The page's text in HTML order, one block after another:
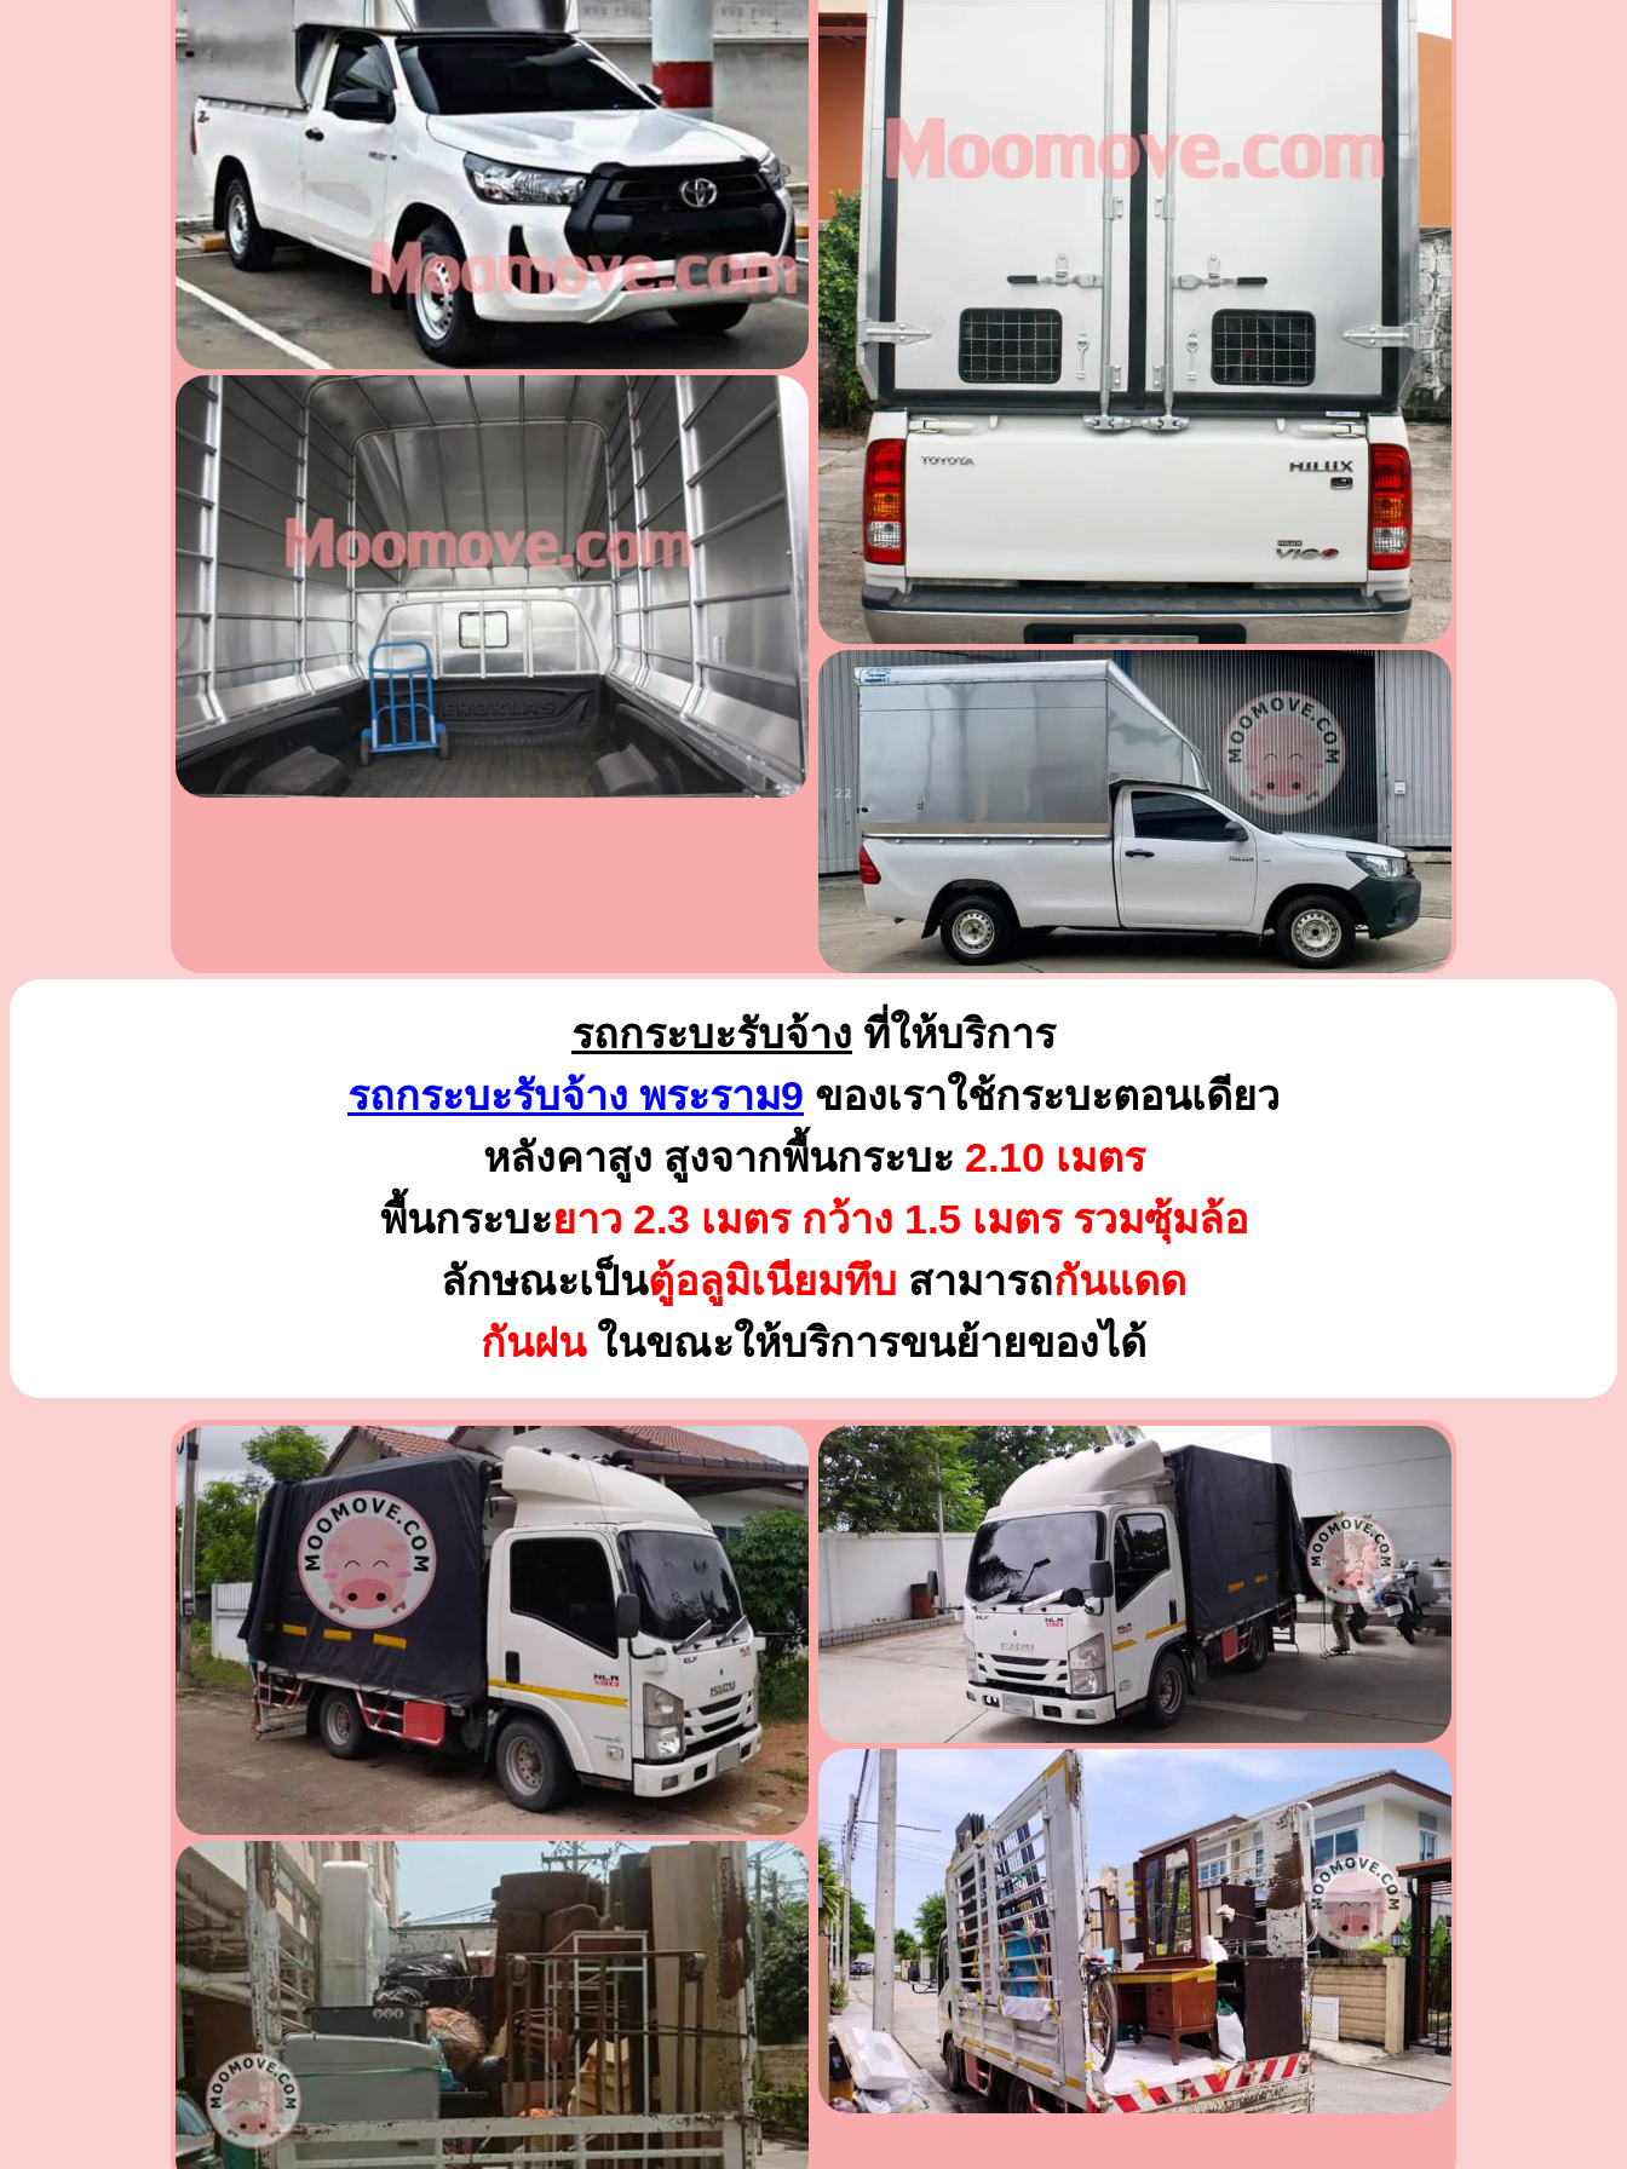
รถกระบะรับจ้าง ที่ให้บริการ
รถกระบะรับจ้าง พระราม9 ของเราใช้กระบะตอนเดียว
หลังคาสูง สูงจากพื้นกระบะ 2.10 เมตร
พื้นกระบะยาว 2.3 เมตร กว้าง 1.5 เมตร รวมซุ้มล้อ
ลักษณะเป็นตู้อลูมิเนียมทึบ สามารถกันแดด
กันฝนในขณะให้บริการขนย้ายของได้